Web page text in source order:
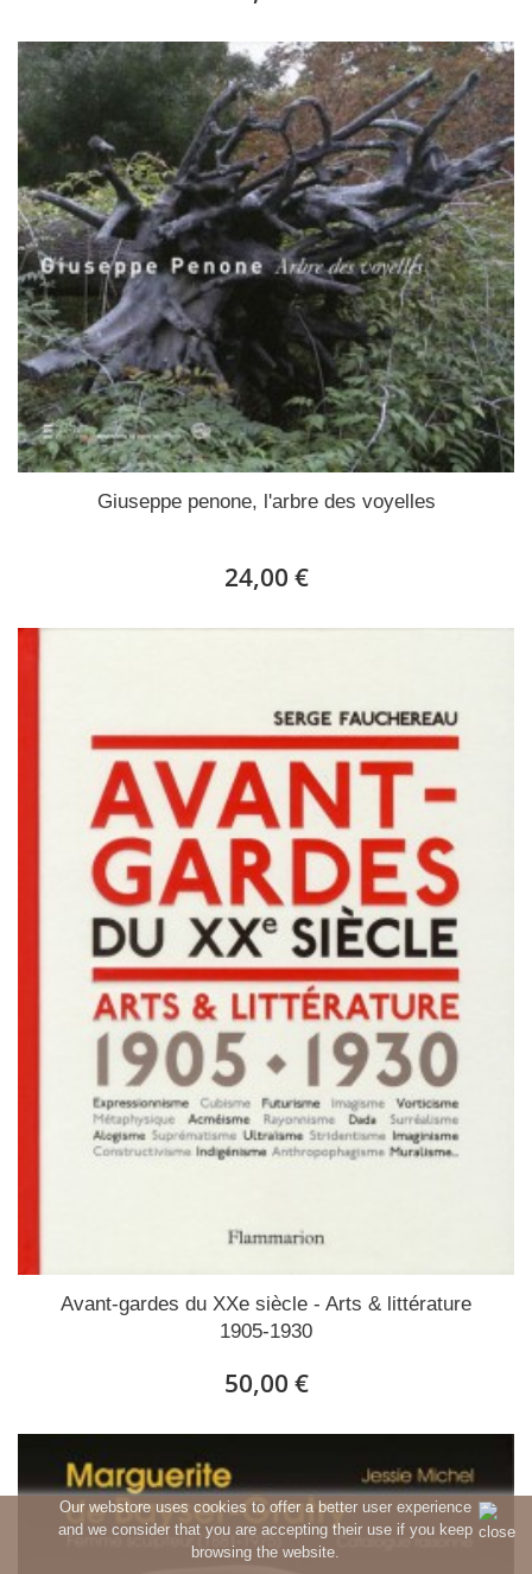
Our webstore uses cookies to offer a better user experience
and we consider that you are accepting their use if you keep
browsing the website.
Giuseppe penone, l'arbre des voyelles
24,00 €
Avant-gardes du XXe siècle - Arts & littérature
1905-1930
50,00 €